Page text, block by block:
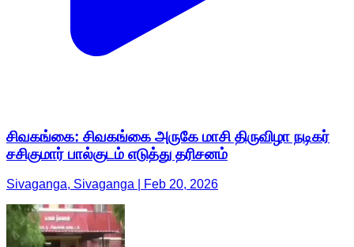
சிவகங்கை: சிவகங்கை அருகே மாசி திருவிழா நடிகர்
சசிகுமார் பால்குடம் எடுத்து தரிசனம்
Sivaganga, Sivaganga | Feb 20, 2026